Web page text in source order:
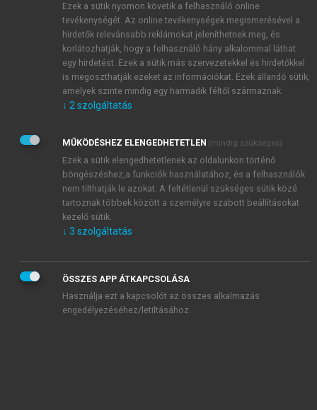
JELSZÓ ÚJRA
Kérek értesítést a MeRSZ újdonságairól, akcióiról.
Kérek értesítést az Akadémiai Kiadó Zrt. újdonságairól,
Adatkezelési tájékoztatóbanfoglaltakat tudomásul
veszem és elfogadom.
Általános vásárlási feltételeket, valamint a szotar.netés a
mersz.huoldalak licencszerződéseiben foglaltakat
tudomásul veszem és elfogadom.
KIPRÓBÁLOM
Ezek a sütik nyomon követik a felhasználó online
tevékenységét. Az online tevékenységek megismerésével a
hirdetők relevánsabb reklámokat jeleníthetnek meg, és
korlátozhatják, hogy a felhasználó hány alkalommal láthat
egy hirdetést. Ezek a sütik más szervezetekkel és hirdetőkkel
is megoszthatják ezeket az információkat. Ezek állandó sütik,
amelyek szinte mindig egy harmadik féltől származnak.
↓ 2 szolgáltatás
MŰKÖDÉSHEZ ELENGEDHETETLEN (mindig szükséges)
Ezek a sütik elengedhetetlenek az oldalunkon történő
böngészéshez,a funkciók használatához, és a felhasználók
nem tilthatják le azokat. A feltétlenül szükséges sütik közé
tartoznak többek között a személyre szabott beállításokat
kezelő sütik.
↓ 3 szolgáltatás
ÖSSZES APP ÁTKAPCSOLÁSA
Használja ezt a kapcsolót az összes alkalmazás
engedélyezéséhez/letiltásához.